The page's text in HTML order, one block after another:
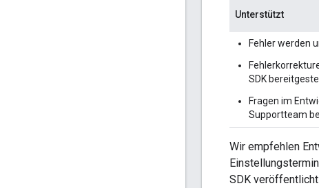
Unterstützt
Fehler werden
SDK
Fragen im
Supportteam
Wir empfehlen
SDK